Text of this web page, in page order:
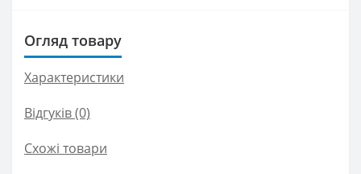
Огляд товару
Характеристики
Відгуків (0)
Схожі товари